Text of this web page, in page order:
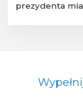
prezydenta